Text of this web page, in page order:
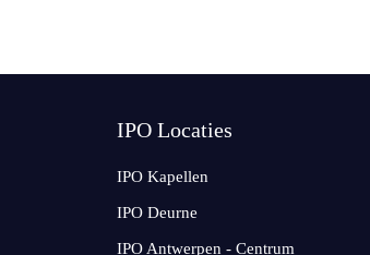
IPO Locaties
IPO Kapellen
IPO Deurne
IPO Antwerpen - Centrum